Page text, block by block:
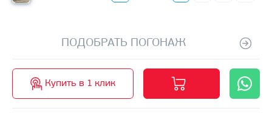
ПОДОБРАТЬ ПОГОНАЖ
Купить в 1 клик